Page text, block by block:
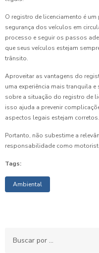
O registro de licenciamento é
segurança dos veículos em
processo e seguir os passos
que seus veículos estejam
trânsito.
Aproveitar as vantagens do
uma experiência mais tranquila
sobre a situação do registro de
isso ajuda a prevenir
aspectos legais estejam corretos.
Portanto, não subestime a
responsabilidade como
Tags:
Ambiental